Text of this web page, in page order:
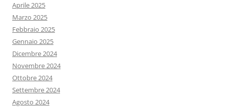
Aprile 2025
Marzo 2025
Febbraio 2025
Gennaio 2025
Dicembre 2024
Novembre 2024
Ottobre 2024
Settembre 2024
Agosto 2024